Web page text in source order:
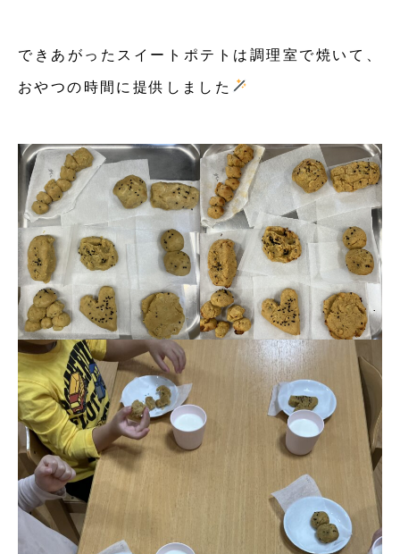
できあがったスイートポテトは調理室で焼いて、
おやつの時間に提供しました